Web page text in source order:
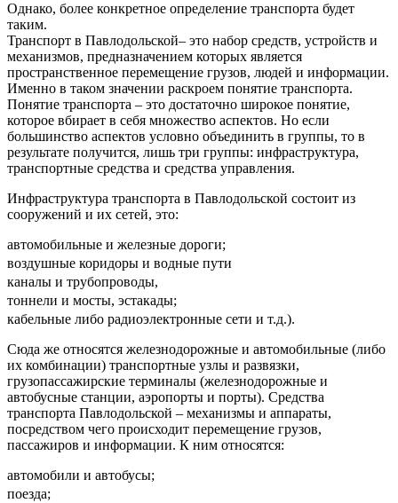
Однако, более конкретное определение транспорта будет
таким.
Транспорт в Павлодольской– это набор средств, устройств и
механизмов, предназначением которых является
пространственное перемещение грузов, людей и информации.
Именно в таком значении раскроем понятие транспорта.
Понятие транспорта – это достаточно широкое понятие,
которое вбирает в себя множество аспектов. Но если
большинство аспектов условно объединить в группы, то в
результате получится, лишь три группы: инфраструктура,
транспортные средства и средства управления.
Инфраструктура транспорта в Павлодольской состоит из
сооружений и их сетей, это:
автомобильные и железные дороги;
воздушные коридоры и водные пути
каналы и трубопроводы,
тоннели и мосты, эстакады;
кабельные либо радиоэлектронные сети и т.д.).
Сюда же относятся железнодорожные и автомобильные (либо
их комбинации) транспортные узлы и развязки,
грузопассажирские терминалы (железнодорожные и
автобусные станции, аэропорты и порты). Средства
транспорта Павлодольской – механизмы и аппараты,
посредством чего происходит перемещение грузов,
пассажиров и информации. К ним относятся:
автомобили и автобусы;
поезда;